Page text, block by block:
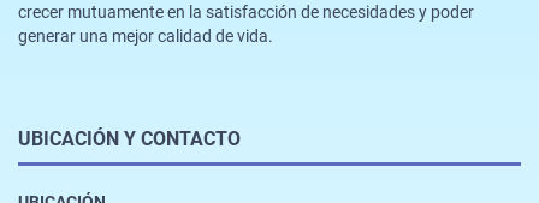
crecer mutuamente en la satisfacción de necesidades y poder
generar una mejor calidad de vida.
UBICACIÓN Y CONTACTO